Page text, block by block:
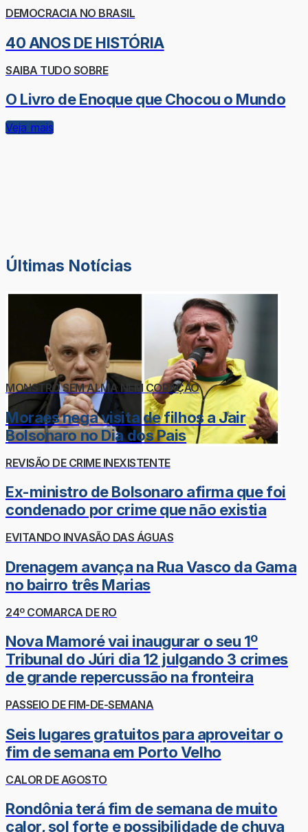
DEMOCRACIA NO BRASIL
40 ANOS DE HISTÓRIA
SAIBA TUDO SOBRE
O Livro de Enoque que Chocou o Mundo
Veja mais
Últimas Notícias
MONSTRO SEM ALMA NEM CORAÇÃO
Moraes nega visita de filhos a Jair
Bolsonaro no Dia dos Pais
REVISÃO DE CRIME INEXISTENTE
Ex-ministro de Bolsonaro afirma que foi
condenado por crime que não existia
EVITANDO INVASÃO DAS ÁGUAS
Drenagem avança na Rua Vasco da Gama
no bairro três Marias
24º COMARCA DE RO
Nova Mamoré vai inaugurar o seu 1º
Tribunal do Júri dia 12 julgando 3 crimes
de grande repercussão na fronteira
PASSEIO DE FIM-DE-SEMANA
Seis lugares gratuitos para aproveitar o
fim de semana em Porto Velho
CALOR DE AGOSTO
Rondônia terá fim de semana de muito
calor, sol forte e possibilidade de chuva